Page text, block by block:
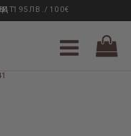
195ЛВ./100€